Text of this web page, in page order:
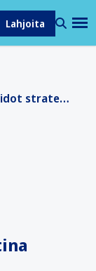
Lahjoita
investointina